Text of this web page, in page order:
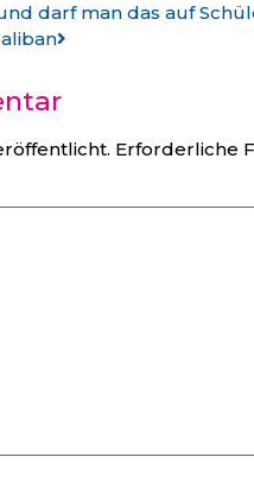
darf man das auf
Erforderliche